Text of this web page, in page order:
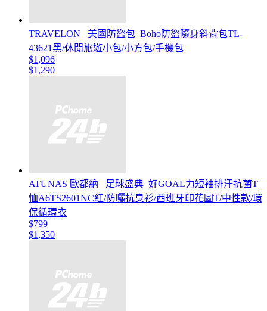
TRAVELON _美國防盜包_Boho防盜隨身斜背包TL-
43621黑/休閒旅遊小包/小方包/手機包
$1,096
$1,290
ATUNAS 歐都納 _足球盛典_好GOAL力短袖排汗抗菌T
恤A6TS2601NC紅/防曬抗臭衫/西班牙印花圖T/中性款/環
保循環衣
$799
$1,350